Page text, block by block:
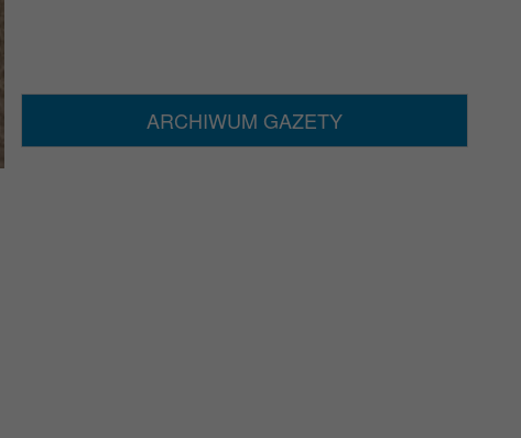
ARCHIWUM GAZETY